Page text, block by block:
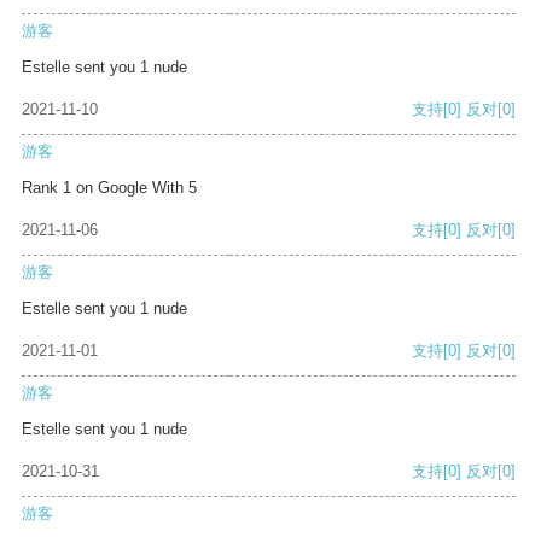
游客
Estelle sent you 1 nude
2021-11-10 支持[0] 反对[0]
游客
Rank 1 on Google With 5
2021-11-06 支持[0] 反对[0]
游客
Estelle sent you 1 nude
2021-11-01 支持[0] 反对[0]
游客
Estelle sent you 1 nude
2021-10-31 支持[0] 反对[0]
游客